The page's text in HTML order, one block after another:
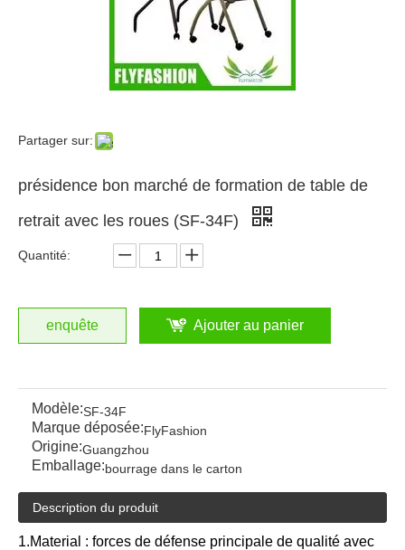
Partager sur:
présidence bon marché de formation de table de
retrait avec les roues (SF-34F)
Quantité:
enquête Ajouter au panier
Modèle:SF-34F
Marque déposée:FlyFashion
Origine:Guangzhou
Emballage:bourrage dans le carton
Description du produit
1.Material : forces de défense principale de qualité avec